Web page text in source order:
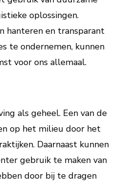
oplossingen.
hanteren en transparant
te ondernemen, kunnen
voor ons allemaal.
als geheel. Een van de
op het milieu door het
Daarnaast kunnen
gebruik te maken van
door bij te dragen